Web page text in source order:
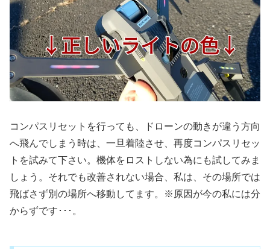
コンパスリセットを行っても、ドローンの動きが違う方向
へ飛んでしまう時は、一旦着陸させ、再度コンパスリセッ
トを試みて下さい。機体をロストしない為にも試してみま
しょう。それでも改善されない場合、私は、その場所では
飛ばさず別の場所へ移動してます。※原因が今の私には分
からずです･･･。